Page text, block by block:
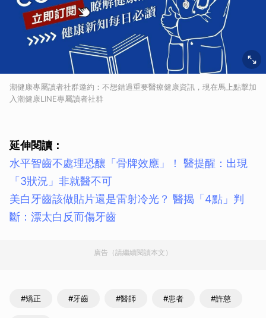
潮健康專屬讀者社群邀約：不想錯過重要醫療健康資訊，現在馬上點擊加
入潮健康LINE專屬讀者社群
延伸閱讀：
水平智齒不處理恐釀「骨牌效應」！ 醫提醒：出現
「3狀況」非就醫不可
美白牙齒該做貼片還是雷射冷光？ 醫揭「4點」判
斷：漂太白反而傷牙齒
廣告（請繼續閱讀本文）
#矯正 #牙齒 #醫師 #患者 #許慈